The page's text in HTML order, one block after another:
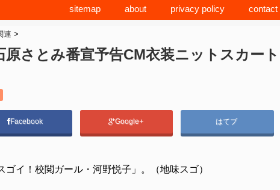
sitemap about privacy policy contact
連 >
さとみ番宣予告CM衣装ニットスカート
Facebook Google+ はてブ
イ！校閲ガール・河野悦子」。（地味スゴ）